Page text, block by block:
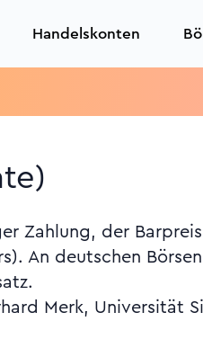
Handelskonten
Zahlung, der
An deutschen
Merk, Universität